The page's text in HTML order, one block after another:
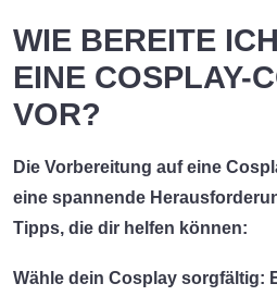
WIE BEREITE
EINE COSPLAY-
VOR?
Die Vorbereitung auf eine
eine spannende
Tipps, die dir helfen können:
Wähle dein Cosplay sorgfältig: